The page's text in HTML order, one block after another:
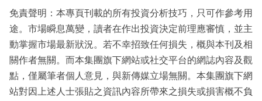
免責聲明：本專頁刊載的所有投資分析技巧，只可作參考用
途。市場瞬息萬變，讀者在作出投資決定前理應審慎，並主
動掌握市場最新狀況。若不幸招致任何損失，概與本刊及相
關作者無關。而本集團旗下網站或社交平台的網誌內容及觀
點，僅屬筆者個人意見，與新傳媒立場無關。本集團旗下網
站對因上述人士張貼之資訊內容所帶來之損失或損害概不負